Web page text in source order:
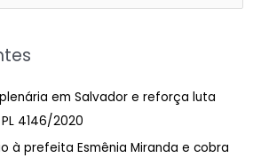
em Salvador e reforça luta
4146/2020
à prefeita Esmênia Miranda e cobra